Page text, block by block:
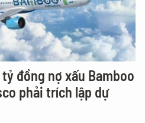
đồng nợ xấu Bamboo
phải trích lập dự